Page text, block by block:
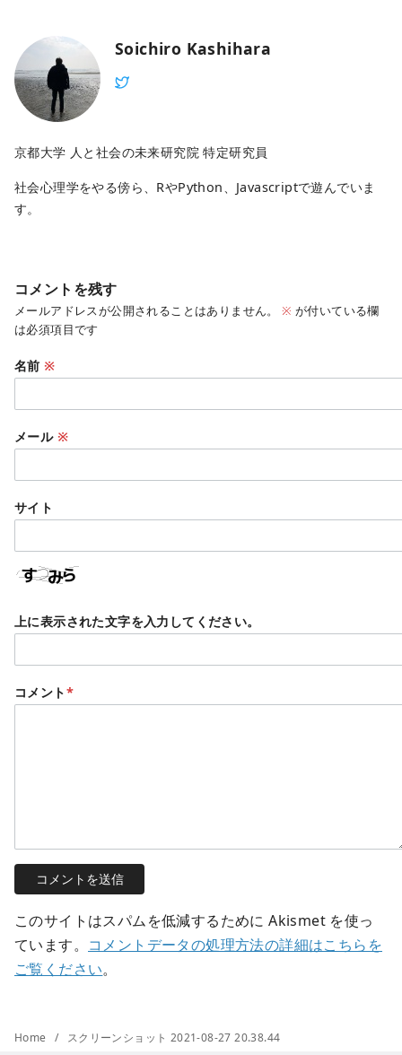
Soichiro Kashihara
京都大学 人と社会の未来研究院 特定研究員
社会心理学をやる傍ら、RやPython、Javascriptで遊んでいま
す。
コメントを残す
メールアドレスが公開されることはありません。 ※ が付いている欄
は必須項目です
名前※
メール ※
サイト
上に表示された文字を入力してください。
コメント*
このサイトはスパムを低減するために Akismet を使っ
ています。 コメントデータの処理方法の詳細はこちらを
ご覧ください。
Home スクリーンショット 2021-08-27 20.38.44